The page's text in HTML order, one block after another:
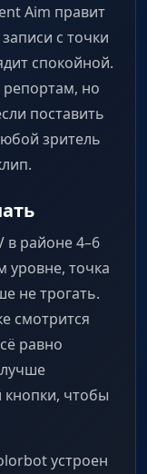
Aim правит
с точки
спокойной.
репортам, но
поставить
зритель
в районе 4–6
уровне, точка
не трогать.
смотрится
равно
кнопки, чтобы
устроен